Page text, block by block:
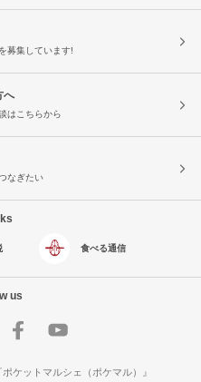
募集しています!
へ
はこちらから
なぎたい
食べる通信
us
ケットマルシェ（ポケマル）』